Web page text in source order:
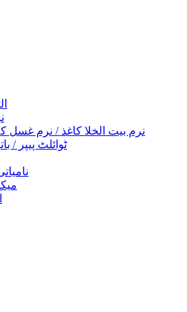
نرم بیت الخلا کاغذ / نرم غسل
ٹوائلٹ پیپر /